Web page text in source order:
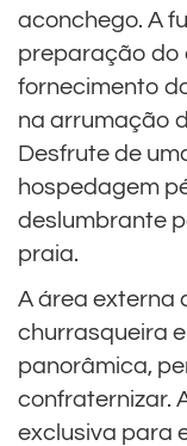
aconchego. A
preparação do
fornecimento
na arrumação
Desfrute de
hospedagem
deslumbrante
praia.
A área externa
churrasqueira
panorâmica,
confraternizar.
exclusiva para